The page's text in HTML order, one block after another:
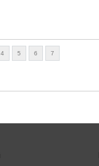
4 5 6 7